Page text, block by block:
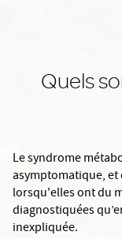
Quels
Le syndrome
asymptomatique,
lorsqu'elles ont du
diagnostiquées
inexpliquée.